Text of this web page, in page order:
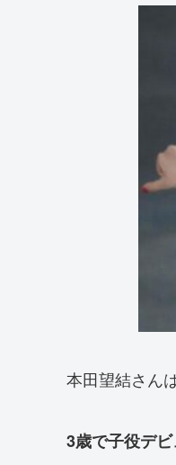
本田望結さん
3歳で子役デ